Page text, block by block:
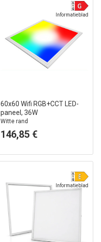
Informatieblad
60x60 Wifi RGB+CCT LED-
paneel, 36W
Witte rand
146,85 €
Informatieblad